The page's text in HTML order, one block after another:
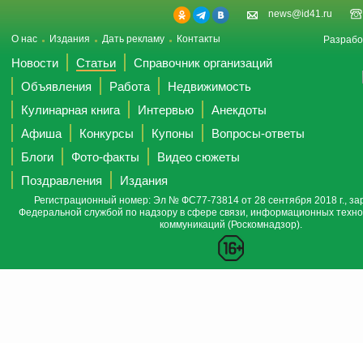
news@id41.ru
О нас Издания Дать рекламу Контакты
Новости Статьи
Справочник организаций
Объявления
Работа
Недвижимость
Кулинарная книга
Интервью
Анекдоты
Афиша
Конкурсы Купоны
Вопросы-ответы
Блоги
Фото-факты
Видео сюжеты
Поздравления
Издания
Регистрационный номер: Эл № ФС77-73814 от 28 сентября 2018 г.,
Федеральной службой по надзору в сфере связи, информационных
коммуникаций (Роскомнадзор).